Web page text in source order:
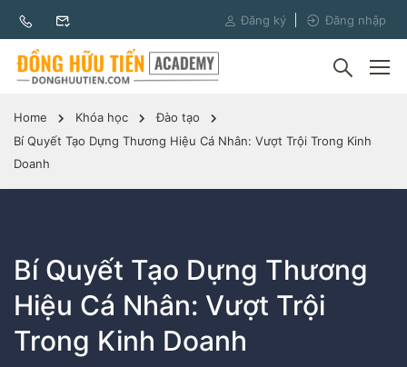
Đăng ký Đăng nhập
Home Khóa học
Đào tạo
Bí Quyết Tạo Dựng Thương Hiệu Cá Nhân: Vượt Trội Trong Kinh
Doanh
Bí Quyết Tạo Dựng Thương
Hiệu Cá Nhân: Vượt Trội
Trong Kinh Doanh